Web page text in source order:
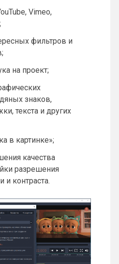
Vimeo,
фильтров и
на проект;
знаков,
текста и других
в картинке»;
качества
разрешения
и контраста.